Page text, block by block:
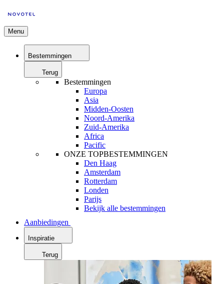
Menu
Bestemmingen
Terug
Bestemmingen
Europa
Asia
Midden-Oosten
Noord-Amerika
Zuid-Amerika
Africa
Pacific
ONZE TOPBESTEMMINGEN
Den Haag
Amsterdam
Rotterdam
Londen
Parijs
Bekijk alle bestemmingen
Aanbiedingen
Inspiratie
Terug